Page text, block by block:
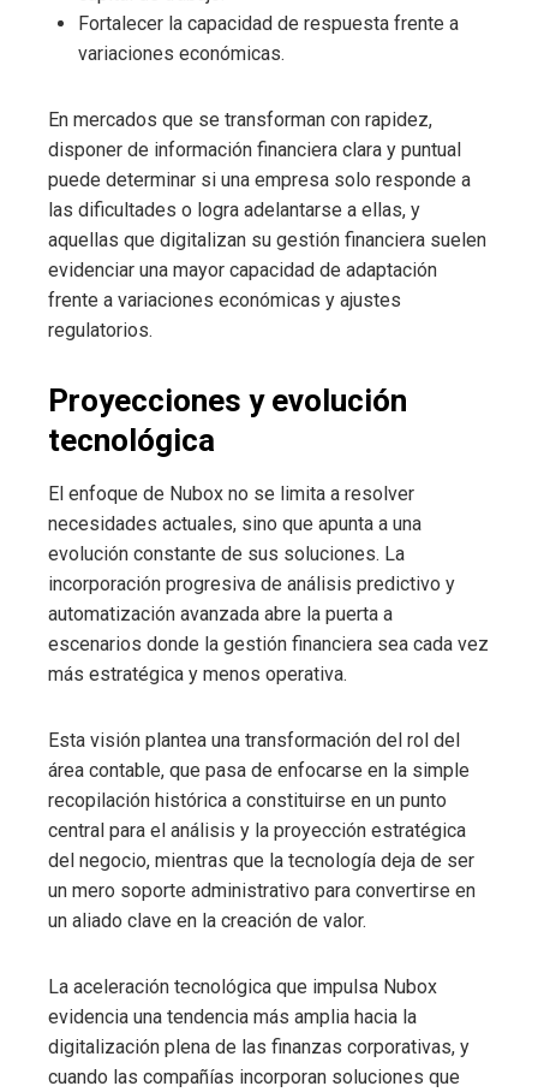
Fortalecer la capacidad de respuesta frente a
variaciones económicas.
En mercados que se transforman con rapidez,
disponer de información financiera clara y puntual
puede determinar si una empresa solo responde a
las dificultades o logra adelantarse a ellas, y
aquellas que digitalizan su gestión financiera suelen
evidenciar una mayor capacidad de adaptación
frente a variaciones económicas y ajustes
regulatorios.
Proyecciones y evolución
tecnológica
El enfoque de Nubox no se limita a resolver
necesidades actuales, sino que apunta a una
evolución constante de sus soluciones. La
incorporación progresiva de análisis predictivo y
automatización avanzada abre la puerta a
escenarios donde la gestión financiera sea cada vez
más estratégica y menos operativa.
Esta visión plantea una transformación del rol del
área contable, que pasa de enfocarse en la simple
recopilación histórica a constituirse en un punto
central para el análisis y la proyección estratégica
del negocio, mientras que la tecnología deja de ser
un mero soporte administrativo para convertirse en
un aliado clave en la creación de valor.
La aceleración tecnológica que impulsa Nubox
evidencia una tendencia más amplia hacia la
digitalización plena de las finanzas corporativas, y
cuando las compañías incorporan soluciones que